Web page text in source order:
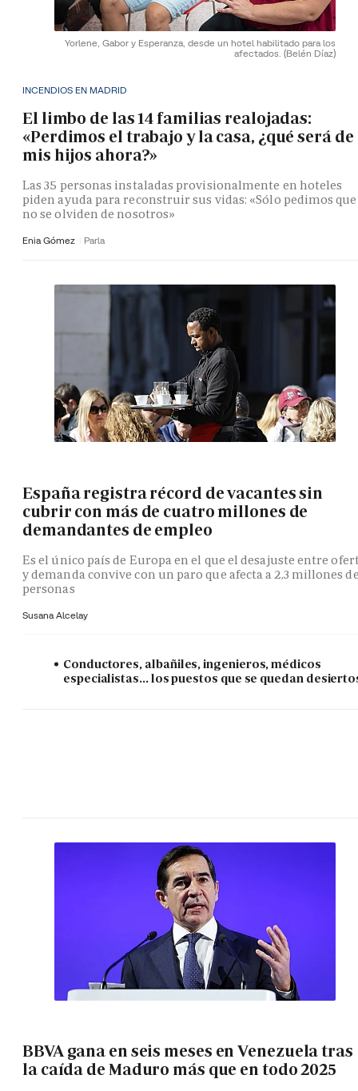
Yorlene, Gabor y Esperanza, desde un hotel habilitado para los
afectados. (Belén Díaz)
INCENDIOS EN MADRID
El limbo de las 14 familias realojadas:
«Perdimos el trabajo y la casa, ¿qué será de
mis hijos ahora?»
Las 35 personas instaladas provisionalmente en hoteles
piden ayuda para reconstruir sus vidas: «Sólo pedimos que
no se olviden de nosotros»
Enia Gómez Parla
España registra récord de vacantes sin
cubrir con más de cuatro millones de
demandantes de empleo
Es el único país de Europa en el que el desajuste entre
y demanda convive con un paro que afecta a 2,3 millones
personas
Susana Alcelay
Conductores, albañiles, ingenieros, médicos
especialistas... los puestos que se quedan
BBVA gana en seis meses en Venezuela tras
la caída de Maduro más que en todo 2025